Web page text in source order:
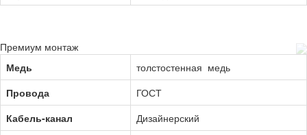
Премиум монтаж
Медь
толстостенная медь
Провода
ГОСТ
Кабель-канал
Дизайнерский